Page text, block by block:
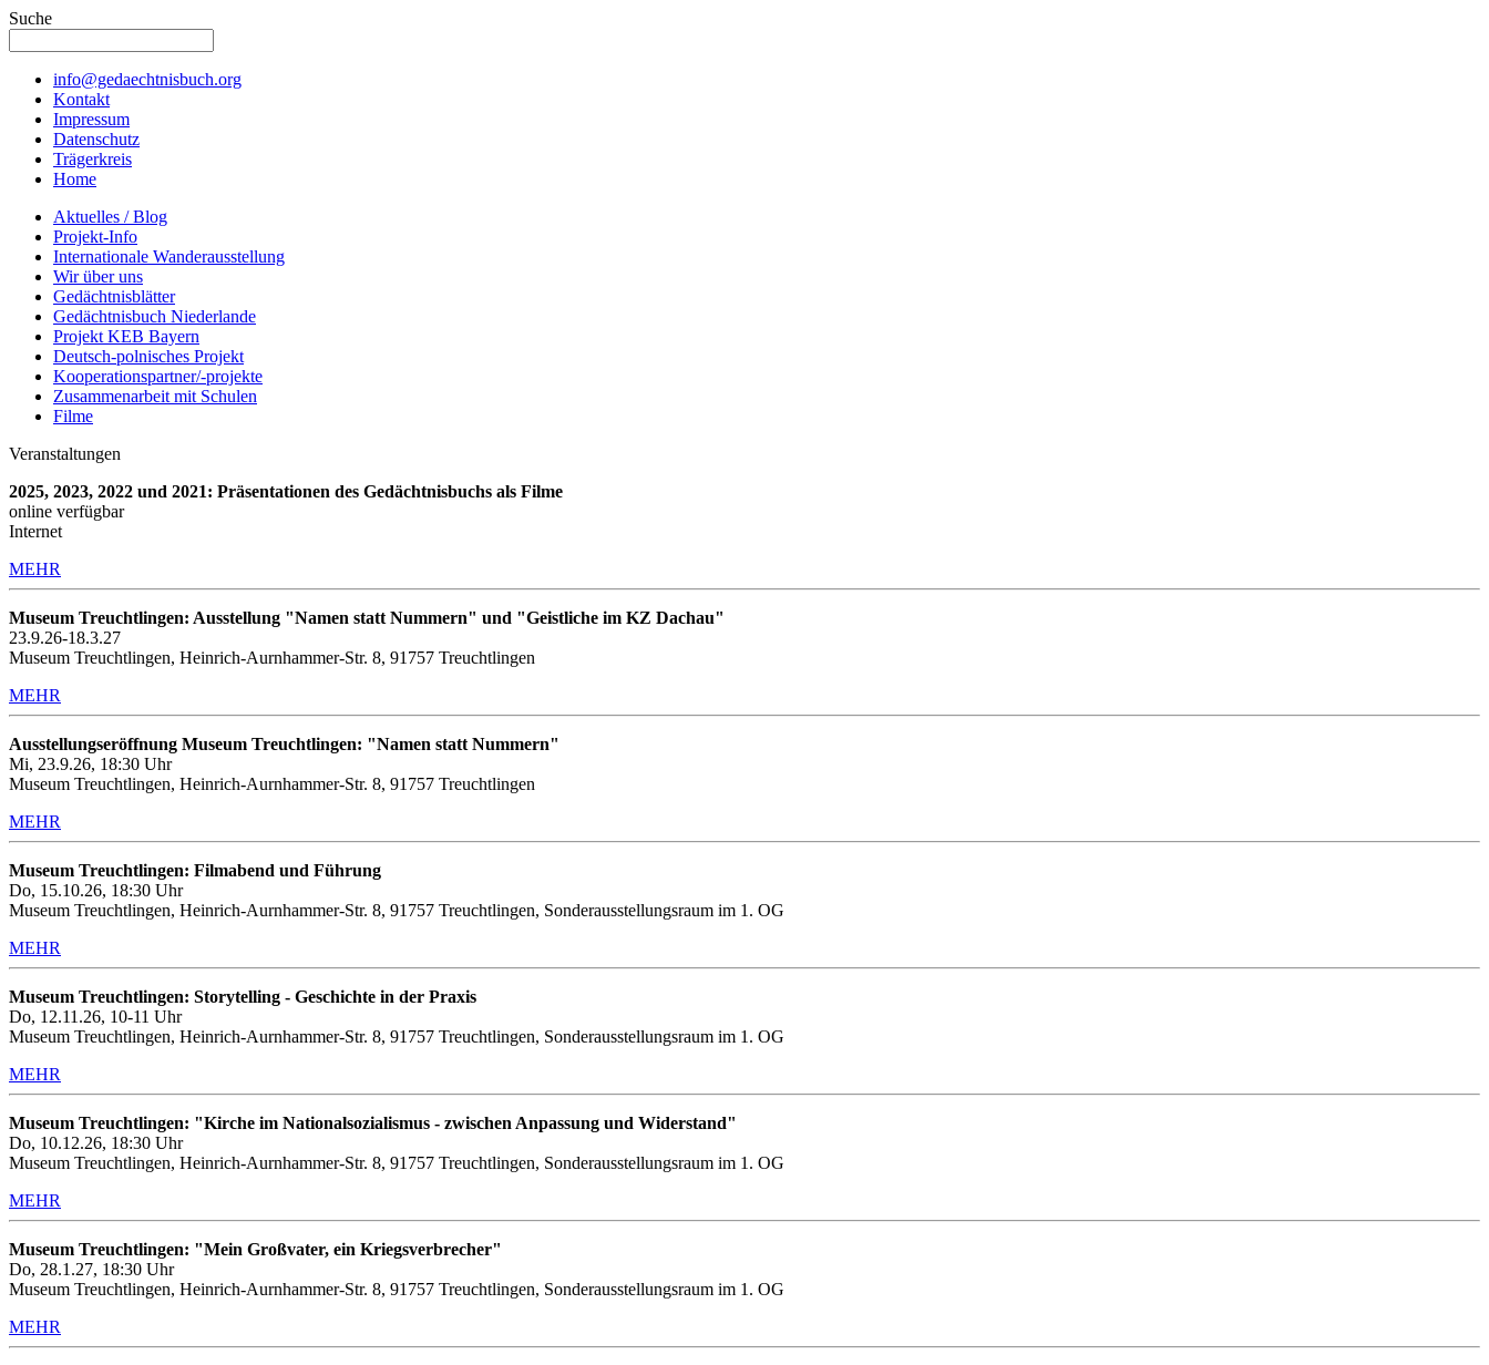
Suche
info@gedaechtnisbuch.org
Kontakt
Impressum
Datenschutz
Trägerkreis
Home
Aktuelles / Blog
Projekt-Info
Internationale Wanderausstellung
Wir über uns
Gedächtnisblätter
Gedächtnisbuch Niederlande
Projekt KEB Bayern
Deutsch-polnisches Projekt
Kooperationspartner/-projekte
Zusammenarbeit mit Schulen
Filme
Veranstaltungen
2025, 2023, 2022 und 2021: Präsentationen des Gedächtnisbuchs als Filme
online verfügbar
Internet
MEHR
Museum Treuchtlingen: Ausstellung "Namen statt Nummern" und "Geistliche im KZ Dachau"
23.9.26-18.3.27
Museum Treuchtlingen, Heinrich-Aurnhammer-Str. 8, 91757 Treuchtlingen
MEHR
Ausstellungseröffnung Museum Treuchtlingen: "Namen statt Nummern"
Mi, 23.9.26, 18:30 Uhr
Museum Treuchtlingen, Heinrich-Aurnhammer-Str. 8, 91757 Treuchtlingen
MEHR
Museum Treuchtlingen: Filmabend und Führung
Do, 15.10.26, 18:30 Uhr
Museum Treuchtlingen, Heinrich-Aurnhammer-Str. 8, 91757 Treuchtlingen, Sonderausstellungsraum im 1. OG
MEHR
Museum Treuchtlingen: Storytelling - Geschichte in der Praxis
Do, 12.11.26, 10-11 Uhr
Museum Treuchtlingen, Heinrich-Aurnhammer-Str. 8, 91757 Treuchtlingen, Sonderausstellungsraum im 1. OG
MEHR
Museum Treuchtlingen: "Kirche im Nationalsozialismus - zwischen Anpassung und Widerstand"
Do, 10.12.26, 18:30 Uhr
Museum Treuchtlingen, Heinrich-Aurnhammer-Str. 8, 91757 Treuchtlingen, Sonderausstellungsraum im 1. OG
MEHR
Museum Treuchtlingen: "Mein Großvater, ein Kriegsverbrecher"
Do, 28.1.27, 18:30 Uhr
Museum Treuchtlingen, Heinrich-Aurnhammer-Str. 8, 91757 Treuchtlingen, Sonderausstellungsraum im 1. OG
MEHR